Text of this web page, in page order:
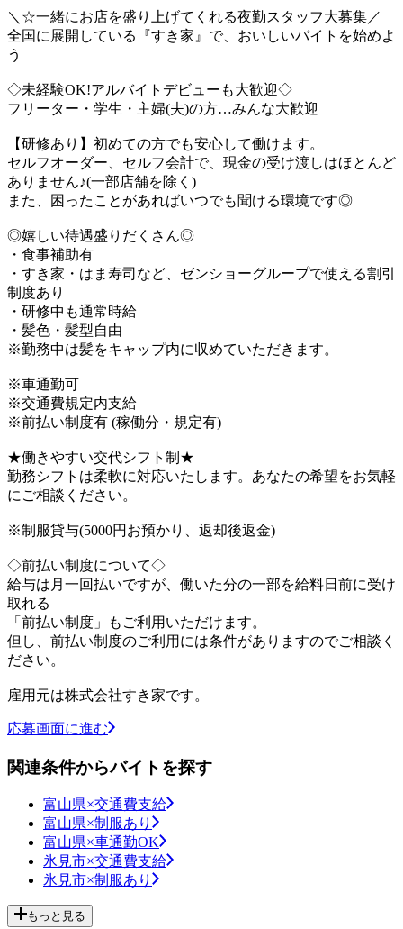
＼☆一緒にお店を盛り上げてくれる夜勤スタッフ大募集／
全国に展開している『すき家』で、おいしいバイトを始めよ
う
◇未経験OK!アルバイトデビューも大歓迎◇
フリーター・学生・主婦(夫)の方…みんな大歓迎
【研修あり】初めての方でも安心して働けます。
セルフオーダー、セルフ会計で、現金の受け渡しはほとんど
ありません♪(一部店舗を除く)
また、困ったことがあればいつでも聞ける環境です◎
◎嬉しい待遇盛りだくさん◎
・食事補助有
・すき家・はま寿司など、ゼンショーグループで使える割引
制度あり
・研修中も通常時給
・髪色・髪型自由
※勤務中は髪をキャップ内に収めていただきます。
※車通勤可
※交通費規定内支給
※前払い制度有 (稼働分・規定有)
★働きやすい交代シフト制★
勤務シフトは柔軟に対応いたします。あなたの希望をお気軽
にご相談ください。
※制服貸与(5000円お預かり、返却後返金)
◇前払い制度について◇
給与は月一回払いですが、働いた分の一部を給料日前に受け
取れる
「前払い制度」もご利用いただけます。
但し、前払い制度のご利用には条件がありますのでご相談く
ださい。
雇用元は株式会社すき家です。
応募画面に進む
関連条件からバイトを探す
富山県×交通費支給
富山県×制服あり
富山県×車通勤OK
氷見市×交通費支給
氷見市×制服あり
もっと見る